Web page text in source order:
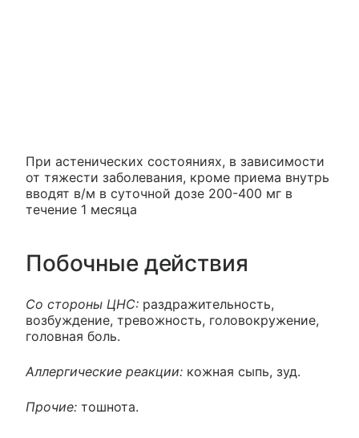
При астенических состояниях, в зависимости
от тяжести заболевания, кроме приема внутрь
вводят в/м в суточной дозе 200-400 мг в
течение 1 месяца
Побочные действия
Со стороны ЦНС: раздражительность,
возбуждение, тревожность, головокружение,
головная боль.
Аллергические реакции: кожная сыпь, зуд.
Прочие: тошнота.